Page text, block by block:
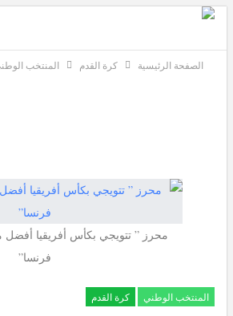
الصفحة الرئيسية كرة القدم المنتخب
محرز ” تتويجي بكأس أفريقيا
فرنسا”
المنتخب الوطني كرة القدم